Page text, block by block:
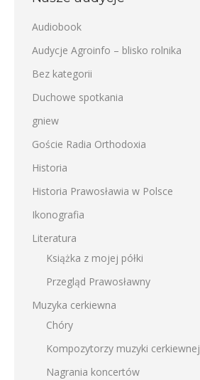
Audiobook
Audycje Agroinfo – blisko rolnika
Bez kategorii
Duchowe spotkania
gniew
Goście Radia Orthodoxia
Historia
Historia Prawosławia w Polsce
Ikonografia
Literatura
Książka z mojej półki
Przegląd Prawosławny
Muzyka cerkiewna
Chóry
Kompozytorzy muzyki cerkiewnej
Nagrania koncertów